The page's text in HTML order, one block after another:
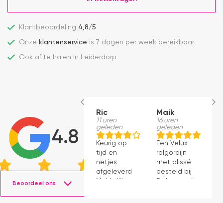
Klantbeoordeling 4,8/5
Onze klantenservice is 7 dagen per week bereikbaar
Ook af te halen in Leiderdorp
4.8
Beoordeel ons
Ric
11 uren
geleden
Keurig op
tijd en
netjes
afgeleverd.
Makkelijk
Maik
16 uren
geleden
Een Velux
rolgordijn
met plissé
besteld bij
Dakraamplaza.